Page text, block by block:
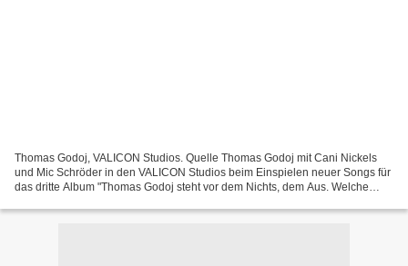
Thomas Godoj, VALICON Studios. Quelle Thomas Godoj mit Cani Nickels
und Mic Schröder in den VALICON Studios beim Einspielen neuer Songs für
das dritte Album "Thomas Godoj steht vor dem Nichts, dem Aus. Welche